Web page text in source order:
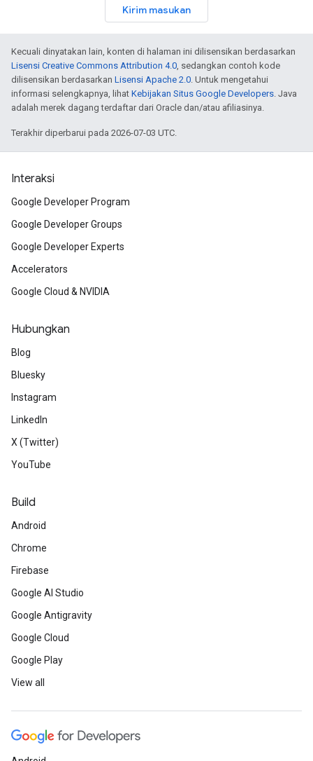
Kirim masukan
Kecuali dinyatakan lain, konten di halaman ini dilisensikan berdasarkan
Lisensi Creative Commons Attribution 4.0, sedangkan contoh kode
dilisensikan berdasarkan Lisensi Apache 2.0. Untuk mengetahui
informasi selengkapnya, lihat Kebijakan Situs Google Developers. Java
adalah merek dagang terdaftar dari Oracle dan/atau afiliasinya.
Terakhir diperbarui pada 2026-07-03 UTC.
Interaksi
Google Developer Program
Google Developer Groups
Google Developer Experts
Accelerators
Google Cloud & NVIDIA
Hubungkan
Blog
Bluesky
Instagram
LinkedIn
X (Twitter)
YouTube
Build
Android
Chrome
Firebase
Google AI Studio
Google Antigravity
Google Cloud
Google Play
View all